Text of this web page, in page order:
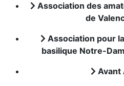
Association des
de
Association pour
basilique Notre-
Avant